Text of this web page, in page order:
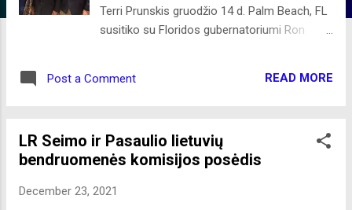
Terri Prunskis gruodžio 14 d. Palm Beach, FL
susitiko su Floridos gubernatoriumi Ron
su Covid-19 šioje valstijoje, kur nėra taikomi
priežiūros klausimais, ypatingas dėmesys
skirtas nelegalių opioidų vartojimo epidemijai
gubernatoriaus susitikimas su Garbės
Post a Comment READ MORE
LR Seimo ir Pasaulio lietuvių
bendruomenės komisijos posėdis
December 23, 2021